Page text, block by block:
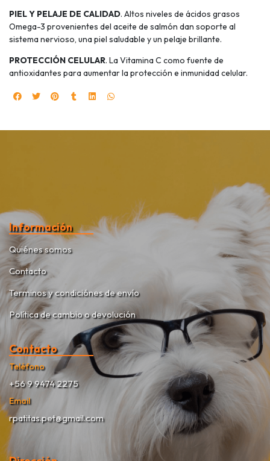
PIEL Y PELAJE DE CALIDAD. Altos niveles de ácidos grasos
Omega-3 provenientes del aceite de salmón dan soporte al
sistema nervioso, una piel saludable y un pelaje brillante.
PROTECCIÓN CELULAR. La Vitamina C como fuente de
antioxidantes para aumentar la protección e inmunidad celular.
Información
Quiénes somos
Contacto
Terminos y condiciónes de envío
Política de cambio o devolución
Contacto
Teléfono
+56 9 9474 2275
Email
rpatitas.pet@gmail.com